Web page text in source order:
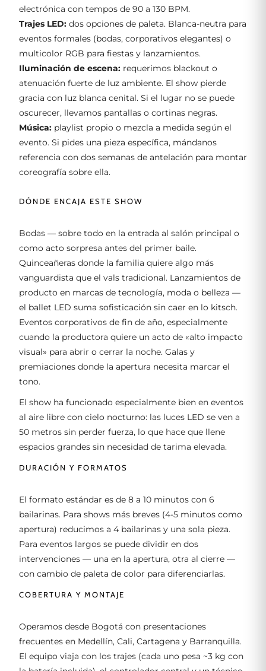
electrónica con tempos de 90 a 130 BPM.
Trajes LED: dos opciones de paleta. Blanca-neutra para
eventos formales (bodas, corporativos elegantes) o
multicolor RGB para fiestas y lanzamientos.
Iluminación de escena: requerimos blackout o
atenuación fuerte de luz ambiente. El show pierde
gracia con luz blanca cenital. Si el lugar no se puede
oscurecer, llevamos pantallas o cortinas negras.
Música: playlist propio o mezcla a medida según el
evento. Si pides una pieza específica, mándanos
referencia con dos semanas de antelación para montar
coreografía sobre ella.
DÓNDE ENCAJA ESTE SHOW
Bodas — sobre todo en la entrada al salón principal o
como acto sorpresa antes del primer baile.
Quinceañeras donde la familia quiere algo más
vanguardista que el vals tradicional. Lanzamientos de
producto en marcas de tecnología, moda o belleza —
el ballet LED suma sofisticación sin caer en lo kitsch.
Eventos corporativos de fin de año, especialmente
cuando la productora quiere un acto de «alto impacto
visual» para abrir o cerrar la noche. Galas y
premiaciones donde la apertura necesita marcar el
tono.
El show ha funcionado especialmente bien en eventos
al aire libre con cielo nocturno: las luces LED se ven a
50 metros sin perder fuerza, lo que hace que llene
espacios grandes sin necesidad de tarima elevada.
DURACIÓN Y FORMATOS
El formato estándar es de 8 a 10 minutos con 6
bailarinas. Para shows más breves (4-5 minutos como
apertura) reducimos a 4 bailarinas y una sola pieza.
Para eventos largos se puede dividir en dos
intervenciones — una en la apertura, otra al cierre —
con cambio de paleta de color para diferenciarlas.
COBERTURA Y MONTAJE
Operamos desde Bogotá con presentaciones
frecuentes en Medellín, Cali, Cartagena y Barranquilla.
El equipo viaja con los trajes (cada uno pesa ~3 kg con